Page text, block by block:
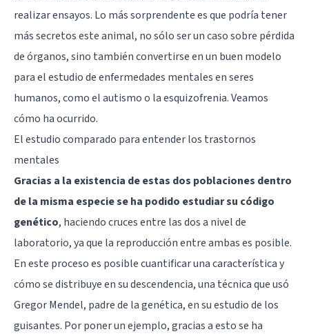
realizar ensayos. Lo más sorprendente es que podría tener
más secretos este animal, no sólo ser un caso sobre pérdida
de órganos, sino también convertirse en un buen modelo
para el estudio de enfermedades mentales en seres
humanos, como elautismoo laesquizofrenia. Veamos
cómo ha ocurrido.
El estudio comparado para entender los trastornos
mentales
Gracias a la existencia de estas dos poblaciones dentro
de la misma especie se ha podido estudiar su código
genético, haciendo cruces entre las dos a nivel de
laboratorio, ya que la reproducción entre ambas es posible.
En este proceso es posible cuantificar una característica y
cómo se distribuye en su descendencia, una técnica que usó
Gregor Mendel, padre de la genética, en su estudio de los
guisantes. Por poner un ejemplo, gracias a esto se ha